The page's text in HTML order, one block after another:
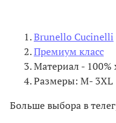
Brunello Cucinelli
Премиум класс
Материал - 100%
Размеры: M- 3XL
Больше выбора в